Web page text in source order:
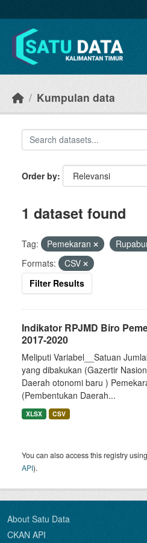
Kumpulan data
Order by
1 dataset found
Tag: Pemekaran
Formats:
CSV
Filter Results
Indikator RPJMD Biro
2017-2020
Meliputi Variabel__Satuan
yang dibakukan (Gazertir
Daerah otonomi baru )
(Pembentukan Daerah...
XLSX CSV
You can also access this registry
API).
About Satu Data
CKAN API